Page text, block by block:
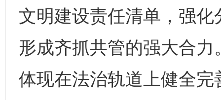
文明建设责任清单，强
形成齐抓共管的强大合力
体现在法治轨道上健全